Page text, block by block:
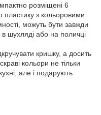
розміщені 6
пластику з кольоровими
можуть бути завжди
в шухляді або на поличці
кришку, а досить
кольори не тільки
але і подарують